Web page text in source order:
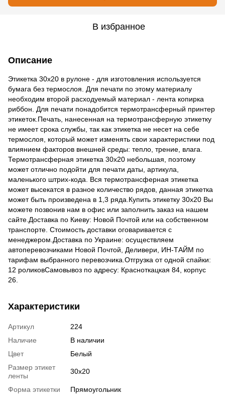
В избранное
Описание
Этикетка 30х20 в рулоне - для изготовления используется
бумага без термослоя. Для печати по этому материалу
необходим второй расходуемый материал - лента копирка
риббон. Для печати понадобится термотрансферный принтер
этикеток.Печать, нанесенная на термотрансферную этикетку
не имеет срока службы, так как этикетка не несет на себе
термослоя, который может изменять свои характеристики под
влиянием факторов внешней среды: тепло, трение, влага.
Термотрансферная этикетка 30х20 небольшая, поэтому
может отлично подойти для печати даты, артикула,
маленького штрих-кода. Вся термотрансферная этикетка
может высекатся в разное количество рядов, данная этикетка
может быть произведена в 1,3 ряда.Купить этикетку 30х20 Вы
можете позвонив нам в офис или заполнить заказ на нашем
сайте.Доставка по Киеву: Новой Почтой или на собственном
транспорте. Стоимость доставки оговаривается с
менеджером.Доставка по Украине: осуществляем
автоперевозчиками Новой Почтой, Деливери, ИН-ТАЙМ по
тарифам выбранного перевозчика.Отгрузка от одной спайки:
12 роликовСамовывоз по адресу: Красноткацкая 84, корпус
26.
Характеристики
Артикул
224
Наличие
В наличии
Цвет
Белый
Размер этикет
ленты
30х20
Форма этикетки Прямоугольник